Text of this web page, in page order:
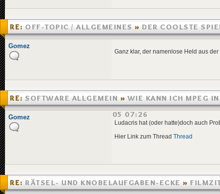
RE: OFF-TOPIC / ALLGEMEINES » DER COOLSTE
»31.08.2005 06:04
Gomez
Ganz klar, der namenlose Held aus
RE: SOFTWARE ALLGEMEIN » WIE KANN ICH MPEG
UMWANDELN?
24.08.2005 07:26
Gomez
Ludacris hat (oder hatte)doch auch
Hier Link zum Thread Thread
RE: RÄTSEL- UND KNOBELAUFGABEN-ECKE »